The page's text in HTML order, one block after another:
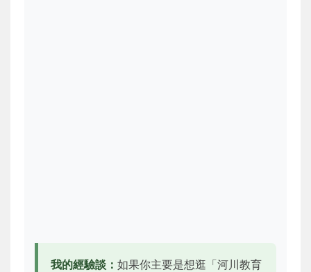
我的經驗談： 如果你主要是想逛「河川教育